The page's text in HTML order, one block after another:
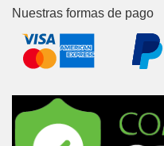
Nuestras formas de pago